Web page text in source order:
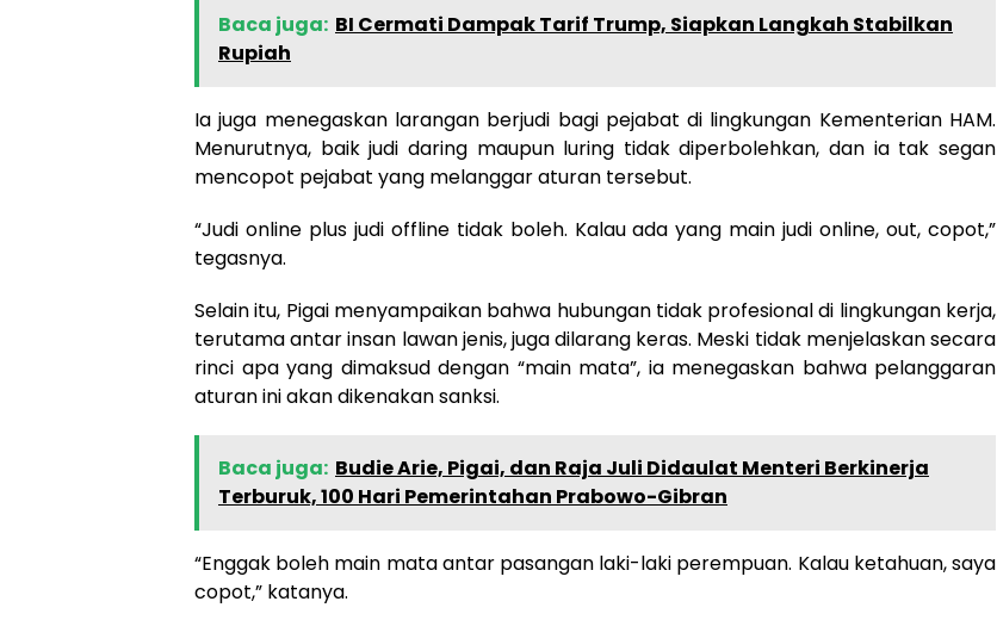
Baca juga: BI Cermati Dampak Tarif Trump, Siapkan Langkah Stabilkan
Rupiah
Ia juga menegaskan larangan berjudi bagi pejabat di lingkungan Kementerian HAM.
Menurutnya, baik judi daring maupun luring tidak diperbolehkan, dan ia tak segan
mencopot pejabat yang melanggar aturan tersebut.
“Judi online plus judi offline tidak boleh. Kalau ada yang main judi online, out, copot,”
tegasnya.
Selain itu, Pigai menyampaikan bahwa hubungan tidak profesional di lingkungan kerja,
terutama antar insan lawan jenis, juga dilarang keras. Meski tidak menjelaskan secara
rinci apa yang dimaksud dengan “main mata”, ia menegaskan bahwa pelanggaran
aturan ini akan dikenakan sanksi.
Baca juga: Budie Arie, Pigai, dan Raja Juli Didaulat Menteri Berkinerja
Terburuk, 100 Hari Pemerintahan Prabowo-Gibran
“Enggak boleh main mata antar pasangan laki-laki perempuan. Kalau ketahuan, saya
copot,” katanya.